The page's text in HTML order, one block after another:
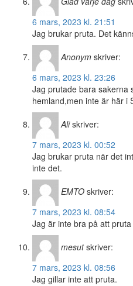
6 mars, 2023 kl. 21:51
Jag brukar pruta. Det
Anonym skriver:
6 mars, 2023 kl. 23:26
Jag prutade bara sakerna
hemland,men inte är här i
Ali skriver:
7 mars, 2023 kl. 00:52
Jag brukar pruta när det
inte det.
EMTO skriver:
7 mars, 2023 kl. 08:54
Jag är inte bra på att
mesut skriver:
7 mars, 2023 kl. 08:56
Jag gillar inte att pruta.